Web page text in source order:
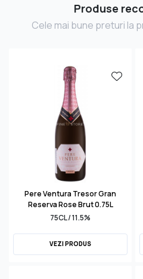
Produse
Cele mai bune preturi la
Pere Ventura Tresor Gran
Reserva Rose Brut 0.75L
75CL / 11.5%
VEZI PRODUS